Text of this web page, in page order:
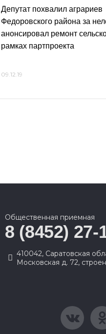
Депутат похвалил аграриев
Федоровского района за
анонсировал ремонт
рамках партпроекта
09.12.19
Общественная приемная
8 (8452) 27-
410042, Саратовская
Московская д. 72,